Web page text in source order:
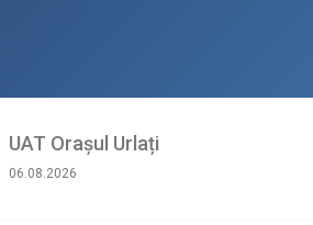
UAT Orașul Urlați
06.08.2026